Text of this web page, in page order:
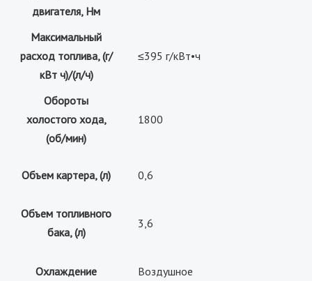
двигателя, Нм
Максимальный
расход топлива, (г/
кВт ч)/(л/ч)
≤395 г/кВт•ч
Обороты
холостого хода,
(об/мин)
1800
Объем картера, (л) 0,6
Объем топливного
бака, (л)
3,6
Охлаждение Воздушное